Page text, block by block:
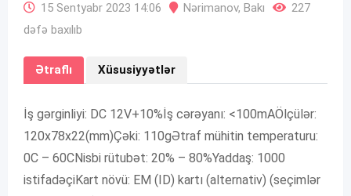
15 Sentyabr 2023 14:06 Nərimanov, Bakı
227
dəfə baxılıb
Ətraflı Xüsusiyyətlər
İş gərginliyi: DC 12V+10%İş cərəyanı: <100mAÖlçülər:
120x78x22(mm)Çəki: 110gƏtraf mühitin temperaturu:
0C – 60CNisbi rütubət: 20% – 80%Yaddaş: 1000
istifadəçiKart növü: EM (ID) kartı (alternativ) (seçimlər